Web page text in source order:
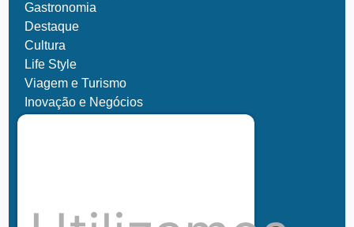
Gastronomia
Destaque
Cultura
Life Style
Viagem e Turismo
Inovação e Negócios
Hubnexxo